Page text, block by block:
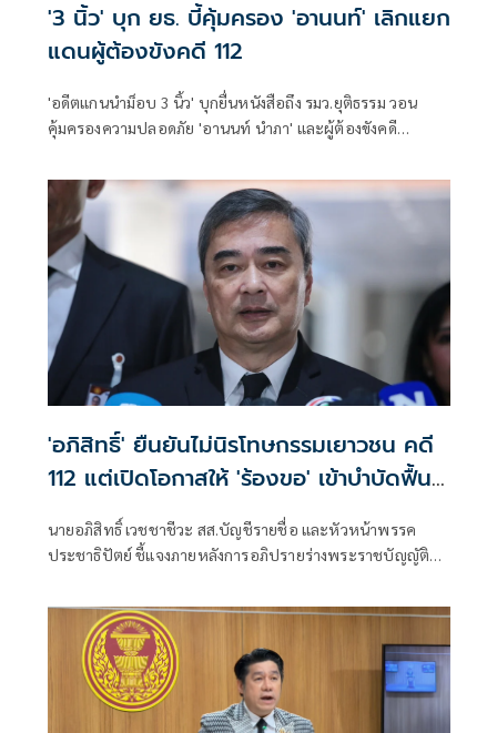
'3 นิ้ว' บุก ยธ. บี้คุ้มครอง 'อานนท์' เลิกแยก
แดนผู้ต้องขังคดี 112
'อดีตแกนนำม็อบ 3 นิ้ว' บุกยื่นหนังสือถึง รมว.ยุติธรรม วอน
คุ้มครองความปลอดภัย 'อานนท์ นำภา' และผู้ต้องขังคดี
'อภิสิทธิ์' ยืนยันไม่นิรโทษกรรมเยาวชน คดี
112 แต่เปิดโอกาสให้ 'ร้องขอ' เข้าบำบัดฟื้นฟู
สร้างสัมพันธ์อันดีกับสถาบัน
นายอภิสิทธิ์ เวชชาชีวะ สส.บัญชีรายชื่อ และหัวหน้าพรรค
ประชาธิปัตย์ ชี้แจงภายหลังการอภิปรายร่างพระราชบัญญัติ
ลแห่ทัวร์ลงบนโลกออนไลน์ ว่า ตนเองสนับสนุนการนิรโทษ
กรรมเยาวชน ในคดีอาญามาตรา 112 ว่า จริงๆ หากใครยังมีข้อ
สงสัย ตนเองก็อยากให้ไปฟังคำอภิปราย เพราะมีปัญหา 2 ส่วน